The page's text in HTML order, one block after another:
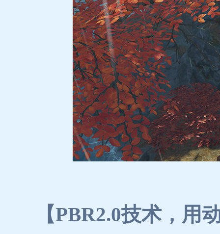
【PBR2.0技术，用